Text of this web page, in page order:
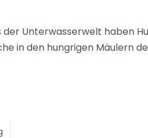
Unterwasserwelt haben
in den hungrigen Mäulern